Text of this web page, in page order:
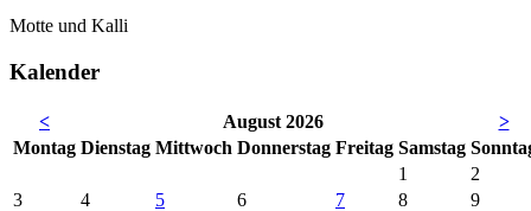
Motte und Kalli
Kalender
< August 2026
>
Montag Dienstag Mittwoch Donnerstag Freitag Samstag So
1
2
3
4 5 6 7 8
9